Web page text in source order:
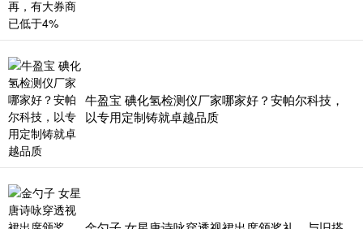
牛盈宝 碘化氢检测仪厂家哪家好？安帕尔科技，
以专用定制铸就卓越品质